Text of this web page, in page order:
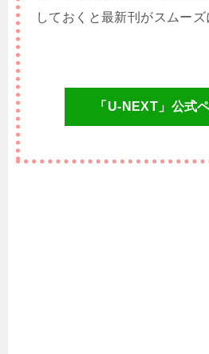
しておくと最新刊がスムーズ
「U-NEXT」公式